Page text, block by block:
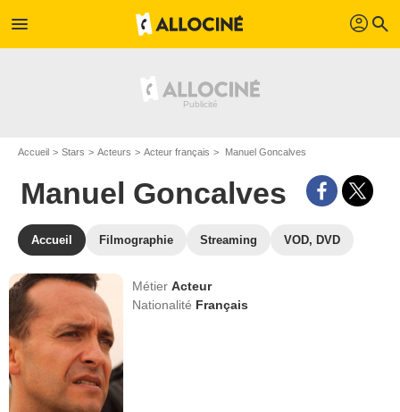
menu profil search
Accueil Stars Acteurs Acteur français Manuel Goncalves
Manuel Goncalves
Accueil Filmographie Streaming VOD, DVD
MétierActeur
Nationalité Français